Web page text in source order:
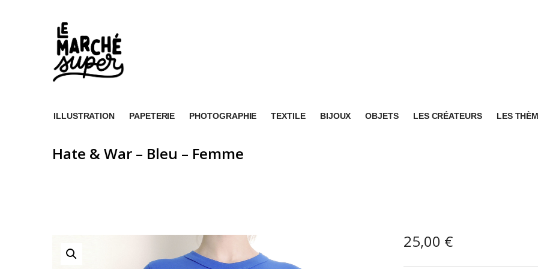
ILLUSTRATION PAPETERIE PHOTOGRAPHIE TEXTILE BIJOUX OBJETS LES CRÉATEURS LES
Hate & War – Bleu – Femme
25,00 €